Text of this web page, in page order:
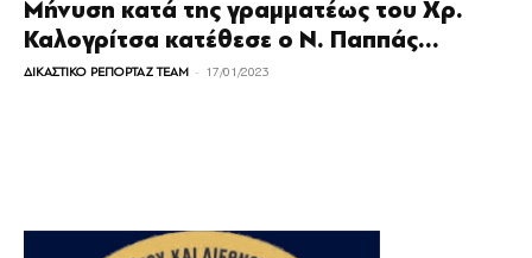
Μήνυση κατά της γραμματέως του Χρ.
Καλογρίτσα κατέθεσε ο Ν. Παππάς...
ΔΙΚΑΣΤΙΚΟ ΡΕΠΟΡΤΑΖ TEAM - 17/01/2023